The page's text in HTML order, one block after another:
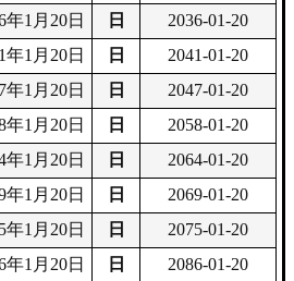
年1月20日 日
2036-01-20
年1月20日 日
2041-01-20
年1月20日 日
2047-01-20
年1月20日 日
2058-01-20
年1月20日 日
2064-01-20
年1月20日 日
2069-01-20
年1月20日 日
2075-01-20
年1月20日 日
2086-01-20